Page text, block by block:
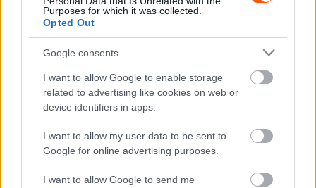
Purposes for which it was collected.
Opted Out
Google consents
I want to allow Google to enable storage
related to advertising like cookies on web or
device identifiers in apps.
I want to allow my user data to be sent to
Google for online advertising purposes.
I want to allow Google to send me
Breen támogatásának köszönhetően az összetett bajnok
egy kétnapos jeges vezetési tréningen is részt vehet a
sztár azt is vállalta, hogy idén megjelenik a bajnokság
hivatalos oktatási napján, és részt vesz az egyéni
oktatásban, amely a versenyzők saját autójával zajlik.